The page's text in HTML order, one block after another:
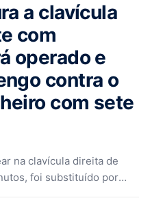
a clavícula
com
operado e
contra o
com sete
na clavícula direita de
foi substituído por